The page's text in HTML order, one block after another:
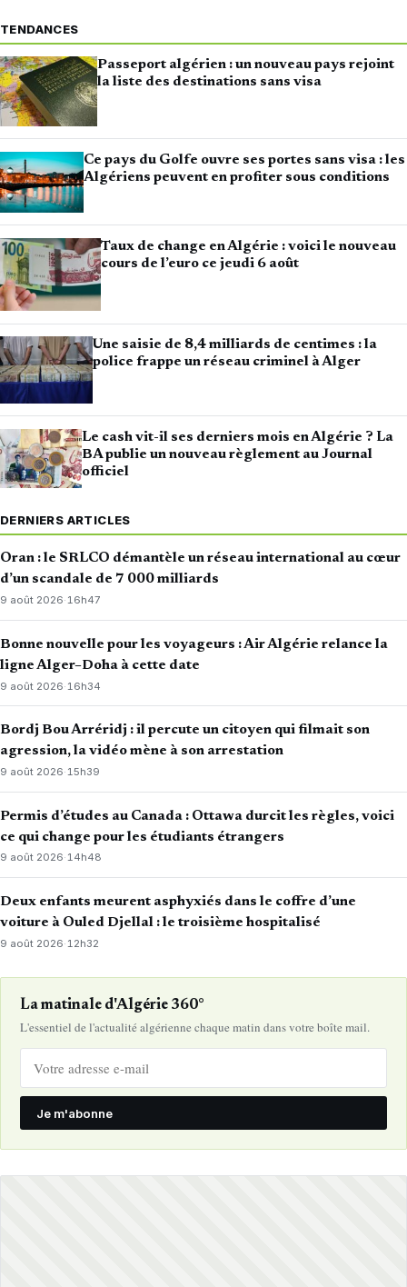
TENDANCES
Passeport algérien : un nouveau pays rejoint
la liste des destinations sans visa
Ce pays du Golfe ouvre ses portes sans visa : les
Algériens peuvent en profiter sous conditions
Taux de change en Algérie : voici le nouveau
cours de l’euro ce jeudi 6 août
Une saisie de 8,4 milliards de centimes : la
police frappe un réseau criminel à Alger
Le cash vit-il ses derniers mois en Algérie ? La
BA publie un nouveau règlement au Journal
officiel
DERNIERS ARTICLES
Oran : le SRLCO démantèle un réseau international au cœur
d’un scandale de 7 000 milliards
9 août 2026·16h47
Bonne nouvelle pour les voyageurs : Air Algérie relance la
ligne Alger–Doha à cette date
9 août 2026· 16h34
Bordj Bou Arréridj : il percute un citoyen qui filmait son
agression, la vidéo mène à son arrestation
9 août 2026·15h39
Permis d’études au Canada : Ottawa durcit les règles, voici
ce qui change pour les étudiants étrangers
9 août 2026·14h48
Deux enfants meurent asphyxiés dans le coffre d’une
voiture à Ouled Djellal : le troisième hospitalisé
9 août 2026· 12h32
La matinale d'Algérie 360°
L'essentiel de l'actualité algérienne chaque matin dans votre boîte mail.
Je m'abonne